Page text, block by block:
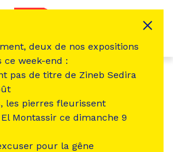
deux de nos expositions
ce week-end :
pas de titre de Zineb Sedira
les pierres fleurissent
Montassir ce dimanche 9
pour la gêne
cookies